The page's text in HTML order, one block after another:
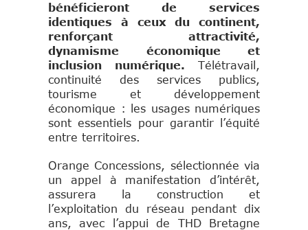
bénéficieront de services
identiques à ceux du continent,
renforçant attractivité,
dynamisme économique et
inclusion numérique. Télétravail,
continuité des services publics,
tourisme et développement
économique : les usages numériques
sont essentiels pour garantir l’équité
entre territoires.
Orange Concessions, sélectionnée via
un appel à manifestation d’intérêt,
assurera la construction et
l’exploitation du réseau pendant dix
ans, avec l’appui de THD Bretagne